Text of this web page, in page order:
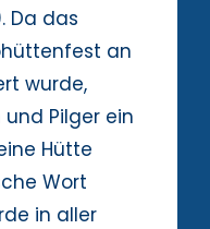
Da das
an
wurde,
Pilger ein
Hütte
Wort
in aller